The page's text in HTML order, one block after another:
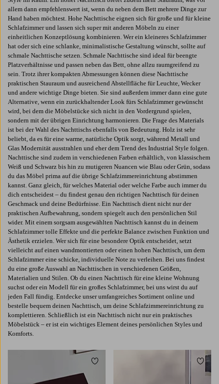
allem dann empfehlenswert ist, wenn du neben dem Bett mehrere Dinge zur
Hand haben möchtest. Hohe Nachttische eignen sich für große und für kleine
Schlafzimmer und lassen sich super mit anderen Möbeln zu einer
einheitlichen Konzeptlösung kombinieren. Wer ein kleineres Schlafzimmer
hat oder sich eine schlanke, minimalistische Gestaltung wünscht, sollte auf
schmale Nachttische setzen. Schmale Nachttische sind ideal für beengte
Platzverhältnisse und passen neben das Bett, ohne allzu raumgreifend zu
sein. Trotz ihrer kompakten Abmessungen können diese Nachttische
praktischen Stauraum und ausreichend Abstellfläche für Leuchte, Wecker
und andere wichtige Dinge bieten. Sie sind außerdem immer dann eine gute
Alternative, wenn ein zurückhaltender Look fürs Schlafzimmer gewünscht
wird, bei dem die Möbelstücke sich nicht in den Vordergrund spielen,
sondern mit der übrigen Einrichtung harmonieren. Die Frage des Materials
ist bei der Wahl des Nachttischs ebenfalls von Bedeutung. Holz ist sehr
beliebt, da es für eine warme, natürliche Optik sorgt, während Metall und
Glas Modernität ausstrahlen und eher dem Trend des Industrial Style folgen.
Nachttische sind zudem in verschiedenen Farben erhältlich, von klassischem
Weiß und Schwarz bis hin zu mutigeren Nuancen wie Blau oder Grün, sodass
du das Möbel prima auf die übrige Schlafzimmereinrichtung abstimmen
kannst. Ganz gleich, für welches Material oder welche Farbe auch immer du
dich entscheidest – du findest genau den richtigen Nachttisch für deinen
Geschmack und deine Bedürfnisse. Ein Nachttisch dient nicht nur der
praktischen Aufbewahrung, sondern spiegelt auch den persönlichen Stil
wider. Mit einem sorgsam ausgewählten Nachttisch kannst du in deinem
Schlafzimmer tolle Effekte und die perfekte Balance zwischen Funktion und
Ästhetik erzielen. Wer sich für eine besondere Optik entscheidet, setzt
vielleicht auf einen wandmontierten oder einen hohen Nachttisch, um dem
Schlafzimmer eine schicke, individuelle Note zu verleihen. Bei uns findest
du eine große Auswahl an Nachttischen in verschiedenen Größen,
Materialien und Stilen. Ob du einen Nachttisch für eine kleine Wohnung
suchst oder ein Modell für ein großes Schlafzimmer, bei uns wirst du auf
jeden Fall fündig. Entdecke unser umfangreiches Sortiment online und
bestelle bequem deinen Nachttisch, um deine Schlafzimmereinrichtung zu
komplettieren. Schließlich ist ein Nachttisch nicht nur ein praktisches
Möbelstück – er ist ein wichtiges Element deines persönlichen Styles und
Komforts.
Zu Favoriten hinzufügen Zu